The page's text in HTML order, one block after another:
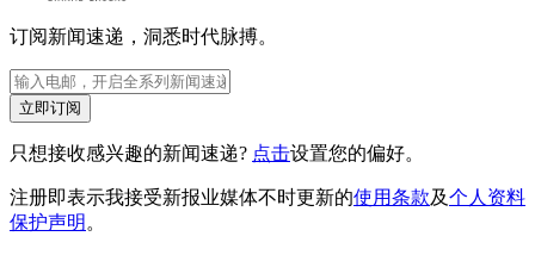
订阅新闻速递，洞悉时代脉搏。
立即订阅
只想接收感兴趣的新闻速递? 点击设置您的偏好。
注册即表示我接受新报业媒体不时更新的使用条款及个人资料
保护声明 。